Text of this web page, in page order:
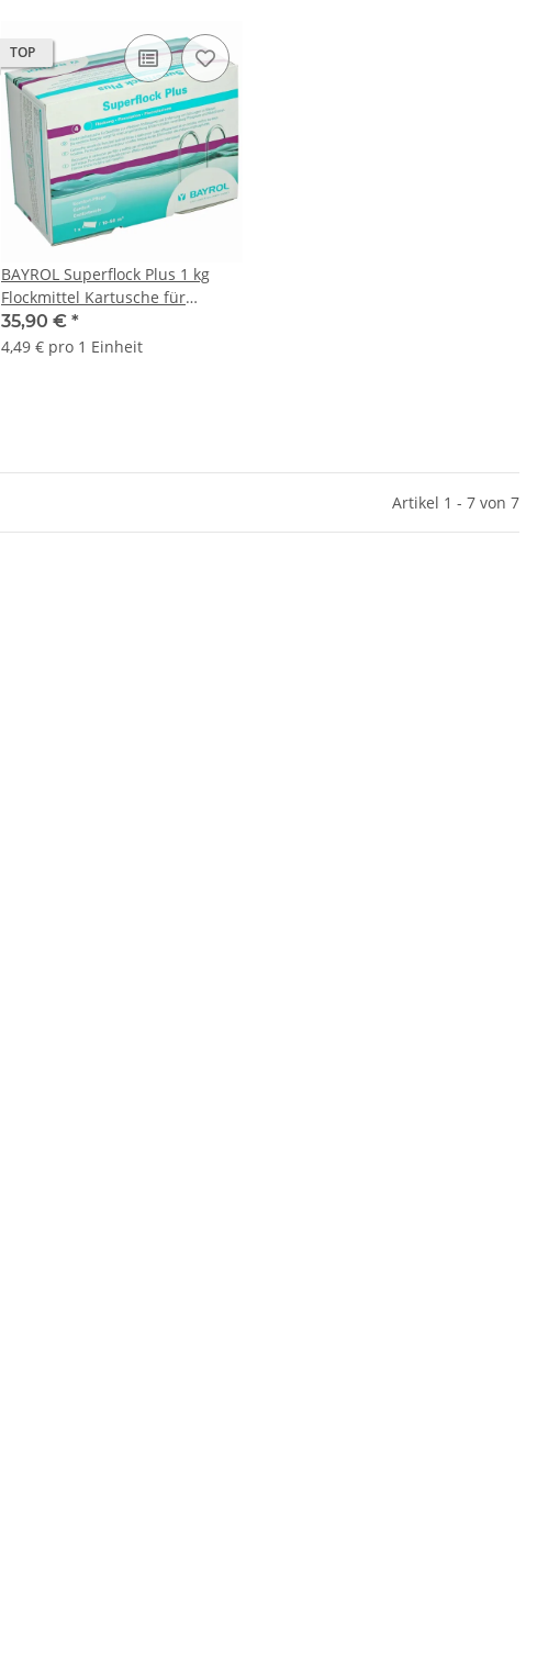
TOP
BAYROL Superflock Plus 1 kg
Flockmittel Kartusche für
Filteranlagen 8 Stk
35,90 € *
4,49 € pro 1 Einheit
Artikel 1 - 7 von 7